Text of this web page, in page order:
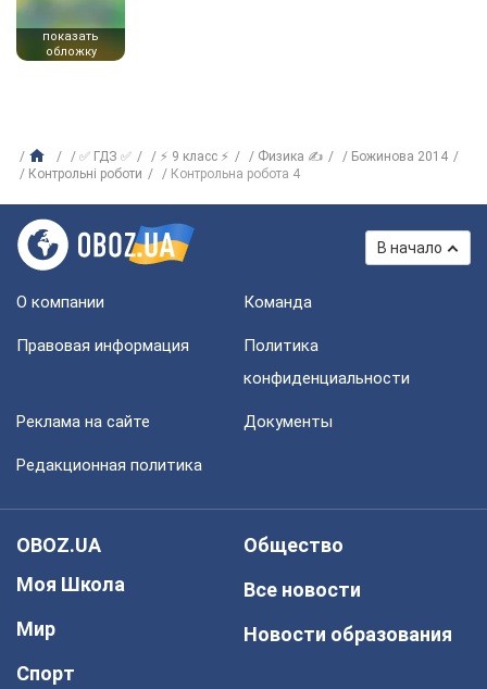
показать
обложку
✅ ГДЗ ✅ ⚡ 9 класс ⚡ Физика ✍
Божинова 2014
Контрольні роботи
Контрольна робота 4
В начало
О компании Команда
Правовая информация
Политика
конфиденциальности
Реклама на сайте Документы
Редакционная политика
OBOZ.UA
Моя Школа
Мир
Спорт
Общество
Все новости
Новости образования